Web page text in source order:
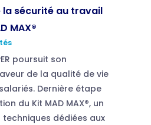
la sécurité au travail
MAX®
poursuit son
de la qualité de vie
Dernière étape
du Kit MAD MAX®, un
dédiées aux